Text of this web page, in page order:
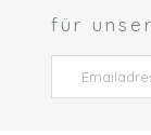
für